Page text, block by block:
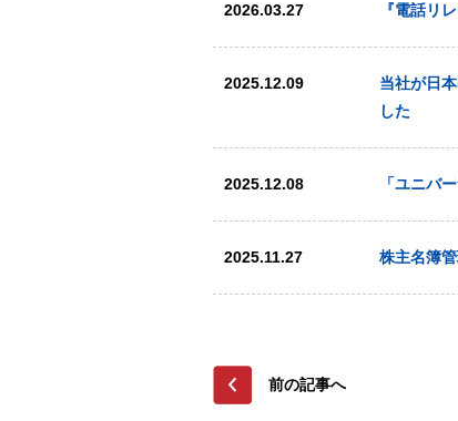
2026.03.27 『電話リ
2025.12.09
当社が日
した
2025.12.08 「ユニバ
2025.11.27 株主名簿
前の記事へ